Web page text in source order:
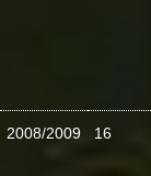
2008/2009 16